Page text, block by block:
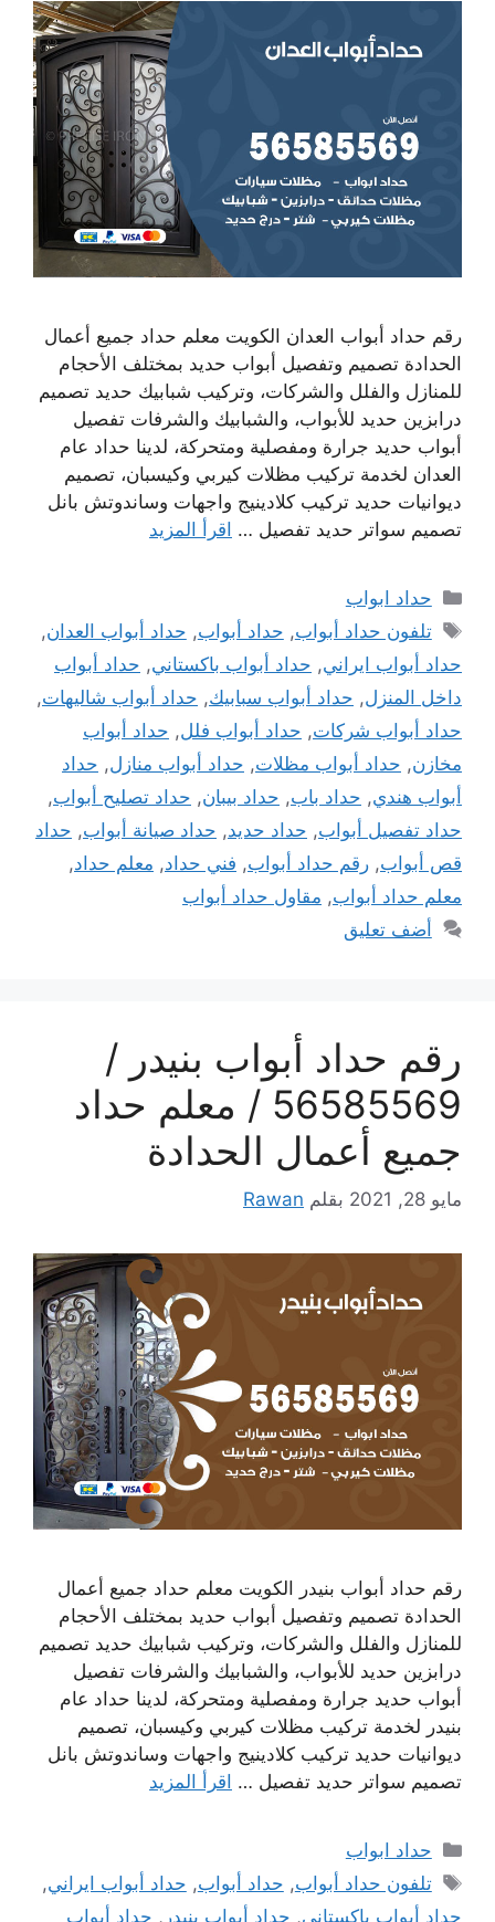
رقم حداد أبواب العدان الكويت معلم حداد جميع أعمال
الحدادة تصميم وتفصيل أبواب حديد بمختلف الأحجام
للمنازل والفلل والشركات، وتركيب شبابيك حديد تصميم
درابزين حديد للأبواب، والشبابيك والشرفات تفصيل
أبواب حديد جرارة ومفصلية ومتحركة، لدينا حداد عام
العدان لخدمة تركيب مظلات كيربي وكيسبان، تصميم
ديوانيات حديد تركيب كلادينيج واجهات وساندوتش بانل
تصميم سواتر حديد تفصيل … اقرأ المزيد
التصنيفات
حداد ابواب
الوسوم
تلفون حداد أبواب, حداد أبواب, حداد أبواب العدان,
حداد أبواب ايراني, حداد أبواب باكستاني, حداد أبواب
داخل المنزل, حداد أبواب سبابيك, حداد أبواب شاليهات,
حداد أبواب شركات, حداد أبواب فلل, حداد أبواب
مخازن, حداد أبواب مظلات, حداد أبواب منازل, حداد
أبواب هندي, حداد باب, حداد بيبان, حداد تصليح أبواب,
حداد تفصيل أبواب, حداد حديد, حداد صيانة أبواب, حداد
قص أبواب, رقم حداد أبواب, فني حداد, معلم حداد,
معلم حداد أبواب, مقاول حداد أبواب
أضف تعليق
رقم حداد أبواب بنيدر /
56585569 / معلم حداد
جميع أعمال الحدادة
مايو 28, 2021 بقلم Rawan
رقم حداد أبواب بنيدر الكويت معلم حداد جميع أعمال
الحدادة تصميم وتفصيل أبواب حديد بمختلف الأحجام
للمنازل والفلل والشركات، وتركيب شبابيك حديد تصميم
درابزين حديد للأبواب، والشبابيك والشرفات تفصيل
أبواب حديد جرارة ومفصلية ومتحركة، لدينا حداد عام
بنيدر لخدمة تركيب مظلات كيربي وكيسبان، تصميم
ديوانيات حديد تركيب كلادينيج واجهات وساندوتش بانل
تصميم سواتر حديد تفصيل … اقرأ المزيد
التصنيفات
حداد ابواب
الوسوم
تلفون حداد أبواب, حداد أبواب, حداد أبواب ايراني,
حداد أبواب باكستاني, حداد أبواب بنيدر , حداد أبواب